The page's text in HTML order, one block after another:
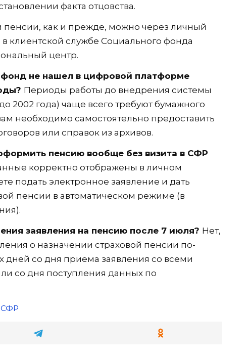
факта отцовства.
пенсии, как и прежде, можно через личный
в клиентской службе Социального фонда
центр.
не нашел в цифровой платформе
Периоды работы до внедрения системы
2002 года) чаще всего требуют бумажного
необходимо самостоятельно предоставить
или справок из архивов.
пенсию вообще без визита в СФР
корректно отображены в личном
подать электронное заявление и дать
пенсии в автоматическом режиме (в
заявления на пенсию после 7 июля? Нет,
о назначении страховой пенсии по-
дней со дня приема заявления со всеми
со дня поступления данных по
СФР